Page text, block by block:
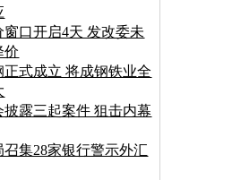
窗口开启4天 发改委未
价
正式成立 将成钢铁业全
披露三起案件 狙击内幕
召集28家银行警示外汇